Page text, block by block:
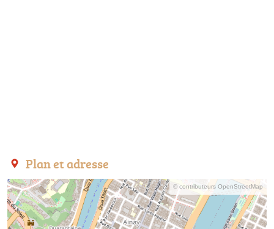
Plan et adresse
© contributeurs OpenStreetMap